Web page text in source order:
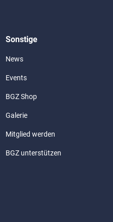
Sonstige
News
Events
BGZ Shop
Galerie
Mitglied werden
BGZ unterstützen